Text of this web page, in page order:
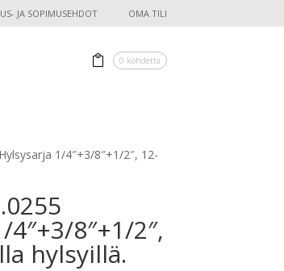
JA SOPIMUSEHDOT OMA TILI
0 kohdetta
1/4″+3/8″+1/2″, 12-
8″+1/2″,
hylsyillä.